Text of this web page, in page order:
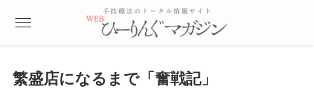
繁盛店になるまで「奮戦記」